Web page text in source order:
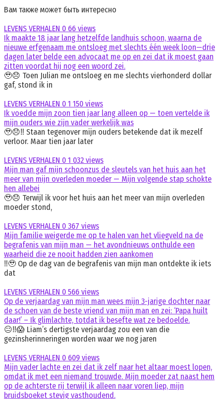
Вам также может быть интересно
LEVENS VERHALEN 0 66 views
Ik maakte 18 jaar lang hetzelfde landhuis schoon, waarna de
nieuwe erfgenaam me ontsloeg met slechts één week loon—drie
dagen later belde een advocaat me op en zei dat ik moest gaan
zitten voordat hij nog een woord zei.
🥹😞 Toen Julian me ontsloeg en me slechts vierhonderd dollar
gaf, stond ik in
LEVENS VERHALEN 0 1 150 views
Ik voedde mijn zoon tien jaar lang alleen op — toen vertelde ik
mijn ouders wie zijn vader werkelijk was
🥹😞‼️ Staan tegenover mijn ouders betekende dat ik mezelf
verloor. Maar tien jaar later
LEVENS VERHALEN 0 1 032 views
Mijn man gaf mijn schoonzus de sleutels van het huis aan het
meer van mijn overleden moeder — Mijn volgende stap schokte
hen allebei
🥹😞 Terwijl ik voor het huis aan het meer van mijn overleden
moeder stond,
LEVENS VERHALEN 0 367 views
Mijn familie weigerde me op te halen van het vliegveld na de
begrafenis van mijn man — het avondnieuws onthulde een
waarheid die ze nooit hadden zien aankomen
‼️🥹 Op de dag van de begrafenis van mijn man ontdekte ik iets
dat
LEVENS VERHALEN 0 566 views
Op de verjaardag van mijn man wees mijn 3-jarige dochter naar
de schoen van de beste vriend van mijn man en zei: ‘Papa huilt
daar!’ – Ik glimlachte, totdat ik besefte wat ze bedoelde.
😐‼️😱 Liam’s dertigste verjaardag zou een van die
gezinsherinneringen worden waar we nog jaren
LEVENS VERHALEN 0 609 views
Mijn vader lachte en zei dat ik zelf naar het altaar moest lopen,
omdat ik met een niemand trouwde. Mijn moeder zat naast hem
op de achterste rij terwijl ik alleen naar voren liep, mijn
bruidsboeket stevig vasthoudend.